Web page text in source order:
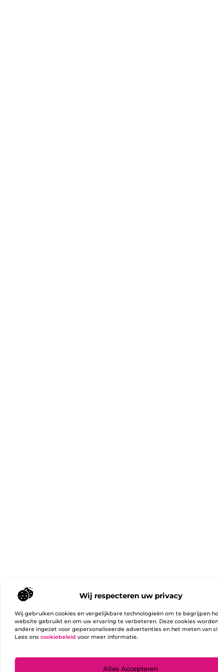
Wij respecteren uw privacy
Wij gebruiken cookies en vergelijkbare technologieën om te begrijpen
website gebruikt en om uw ervaring te verbeteren. Deze cookies
andere ingezet voor gepersonaliseerde advertenties en het meten van
Lees ons cookiebeleid voor meer informatie.
Alles Accepteren